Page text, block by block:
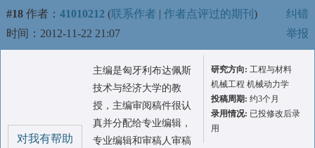
#18 作者： 41010212 (联系作者 | 作者点评过的期刊 )
时间：2012-11-22 21:07
纠错
举报
对我有帮助
主编是匈牙利布达佩斯
技术与经济大学的教
授，主编审阅稿件很认
真并分配给专业编辑，
专业编辑和审稿人审稿
研究方向: 工程与材料
机械工程 机械动力学
投稿周期: 约3个月
录用情况: 已投修改后录
用